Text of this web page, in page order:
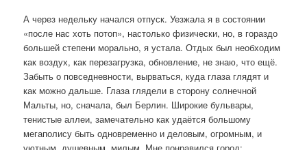
А через недельку начался отпуск. Уезжала я в состоянии
«после нас хоть потоп», настолько физически, но, в гораздо
большей степени морально, я устала. Отдых был необходим
как воздух, как перезагрузка, обновление, не знаю, что ещё.
Забыть о повседневности, вырваться, куда глаза глядят и
как можно дальше. Глаза глядели в сторону солнечной
Мальты, но, сначала, был Берлин. Широкие бульвары,
тенистые аллеи, замечательно как удаётся большому
мегаполису быть одновременно и деловым, огромным, и